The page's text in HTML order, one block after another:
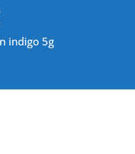
indigo 5g